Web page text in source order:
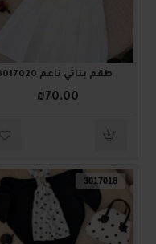
طقم بناتي ناعم 3017020
₪70.00
3017018